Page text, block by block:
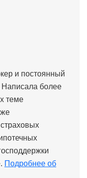
и постоянный
Написала более
теме
Подробнее об